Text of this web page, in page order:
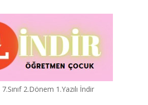
2.Dönem 1.Yazılı İndir